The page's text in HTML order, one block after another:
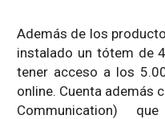
Además de los
instalado un tótem de
tener acceso a los
online. Cuenta además
Communication)